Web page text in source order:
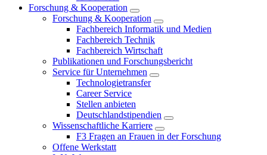
Forschung & Kooperation
Forschung & Kooperation
Fachbereich Informatik und Medien
Fachbereich Technik
Fachbereich Wirtschaft
Publikationen und Forschungsbericht
Service für Unternehmen
Technologietransfer
Career Service
Stellen anbieten
Deutschlandstipendien
Wissenschaftliche Karriere
F3 Fragen an Frauen in der Forschung
Offene Werkstatt